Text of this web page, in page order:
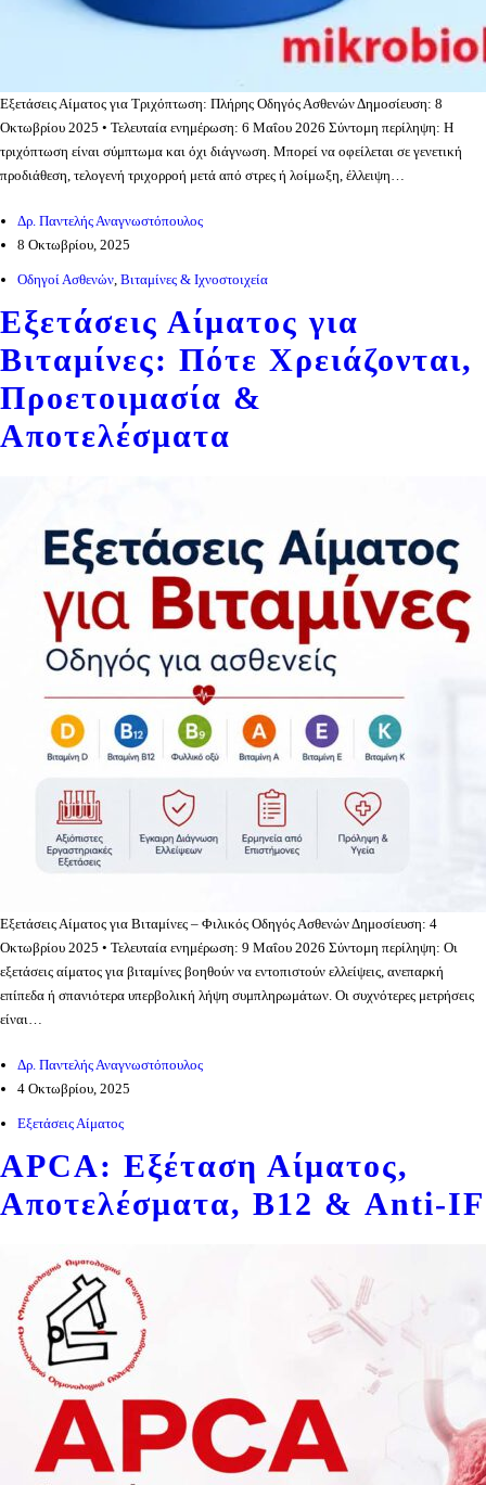
Εξετάσεις Αίματος για Τριχόπτωση: Πλήρης Οδηγός Ασθενών Δημοσίευση: 8
Οκτωβρίου 2025 • Τελευταία ενημέρωση: 6 Μαΐου 2026 Σύντομη περίληψη: Η
τριχόπτωση είναι σύμπτωμα και όχι διάγνωση. Μπορεί να οφείλεται σε γενετική
προδιάθεση, τελογενή τριχορροή μετά από στρες ή λοίμωξη, έλλειψη…
Δρ. Παντελής Αναγνωστόπουλος
8 Οκτωβρίου, 2025
Οδηγοί Ασθενών, Βιταμίνες & Ιχνοστοιχεία
Εξετάσεις Αίματος για
Βιταμίνες: Πότε Χρειάζονται,
Προετοιμασία &
Αποτελέσματα
Εξετάσεις Αίματος για Βιταμίνες – Φιλικός Οδηγός Ασθενών Δημοσίευση: 4
Οκτωβρίου 2025 • Τελευταία ενημέρωση: 9 Μαΐου 2026 Σύντομη περίληψη: Οι
εξετάσεις αίματος για βιταμίνες βοηθούν να εντοπιστούν ελλείψεις, ανεπαρκή
επίπεδα ή σπανιότερα υπερβολική λήψη συμπληρωμάτων. Οι συχνότερες μετρήσεις
είναι…
Δρ. Παντελής Αναγνωστόπουλος
4 Οκτωβρίου, 2025
Εξετάσεις Αίματος
APCA: Εξέταση Αίματος,
Αποτελέσματα, Β12 & Anti-IF